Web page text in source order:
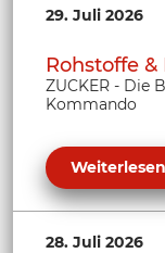
29. Juli 2026
Rohstoffe
ZUCKER - Die
Kommando
28. Juli 2026